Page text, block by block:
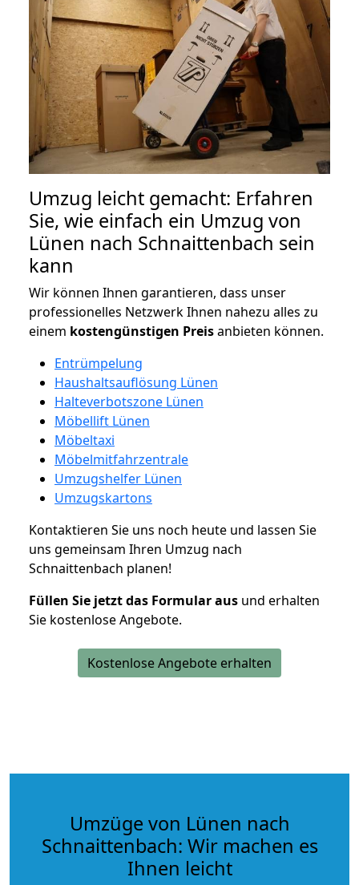
Umzug leicht gemacht: Erfahren
Sie, wie einfach ein Umzug von
Lünen nach Schnaittenbach sein
kann
Wir können Ihnen garantieren, dass unser
professionelles Netzwerk Ihnen nahezu alles zu
einem kostengünstigen Preisanbieten können.
Entrümpelung
Haushaltsauflösung Lünen
Halteverbotszone Lünen
Möbellift Lünen
Möbeltaxi
Möbelmitfahrzentrale
Umzugshelfer Lünen
Umzugskartons
Kontaktieren Sie uns noch heute und lassen Sie
uns gemeinsam Ihren Umzug nach
Schnaittenbach planen!
Füllen Sie jetzt das Formular aus und erhalten
Sie kostenlose Angebote.
Kostenlose Angebote erhalten
Umzüge von Lünen nach
Schnaittenbach: Wir machen es
Ihnen leicht